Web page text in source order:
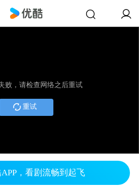
败，请检查网络之后重试
重试
，看剧流畅到起飞